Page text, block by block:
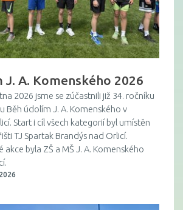
J. A. Komenského 2026
2026 jsme se zúčastnili již 34. ročníku
Běh údolím J. A. Komenského v
Start i cíl všech kategorií byl umístěn
TJ Spartak Brandýs nad Orlicí.
byla ZŠ a MŠ J. A. Komenského